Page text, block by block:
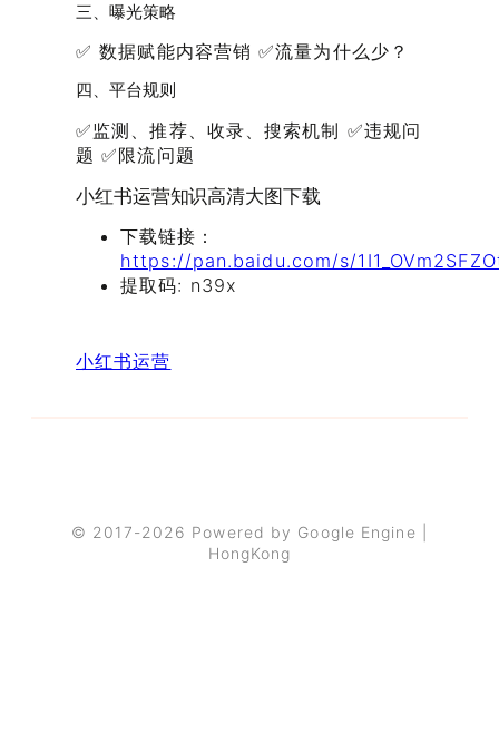
三、曝光策略
✅ 数据赋能内容营销 ✅流量为什么少？
四、平台规则
✅监测、推荐、收录、搜索机制 ✅违规问
题 ✅限流问题
小红书运营知识高清大图下载
下载链接：
https://pan.baidu.com/s/
提取码: n39x
小红书运营
© 2017-2026 Powered by Google Engine |
HongKong